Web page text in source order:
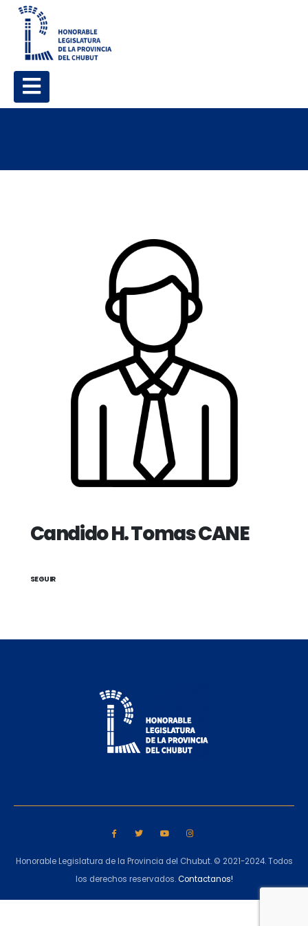
Candido H. Tomas CANE
SEGUIR
Honorable Legislatura de la Provincia del Chubut. © 2021-2024. Todos
los derechos reservados.Contactanos!